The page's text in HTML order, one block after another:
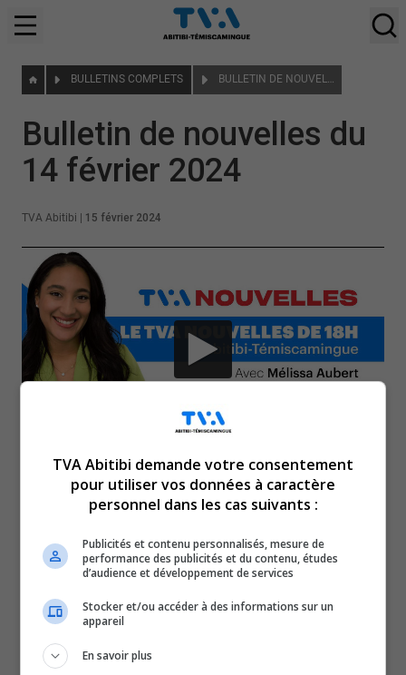
BULLETINS COMPLETS BULLETIN DE NOUVELLES DU 14 FÉVRIER 2024
Bulletin de nouvelles du
14 février 2024
TVA Abitibi 15 février 2024
Voici l’actualité de l’Abitibi-Témiscamingue.
Le TVA 12 h 13 et le TVA 17 h 58 sont des rendez-vous
incontournables pour connaître tout de l’actualité
régionale. Avec un bulletin de 12 minutes sur l’heure du
pour faire un tour d’horizon complet de ce qui a marqué
TVA Abitibi demande votre consentement
pour utiliser vos données à caractère
personnel dans les cas suivants :
Publicités et contenu personnalisés, mesure de
performance des publicités et du contenu, études
d’audience et développement de services
Stocker et/ou accéder à des informations sur un
appareil
En savoir plus